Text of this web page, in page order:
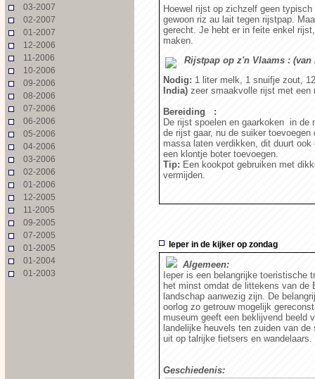
03-2007
02-2007
01-2007
12-2006
11-2006
10-2006
09-2006
08-2006
07-2006
06-2006
05-2006
04-2006
03-2006
02-2006
01-2006
12-2005
11-2005
09-2005
07-2005
01-2005
01-2004
01-2003
Hoewel rijst op zichzelf geen
gewoon riz au lait tegen rijstpap.
gerecht. Je hebt er in feite enkel
maken.
Rijstpap op z'n Vlaams : (van
Nodig: 1 liter melk, 1 snuifje zout,
India) zeer smaakvolle rijst met een
Bereiding :
De rijst spoelen en gaarkoken in de
de rijst gaar, nu de suiker toevoegen
massa laten verdikken, dit duurt
een klontje boter toevoegen.
Tip: Een kookpot gebruiken met
vermijden.
Ieper in de kijker op zondag
Algemeen:
Ieper is een belangrijke toeristische
het minst omdat de littekens van de
landschap aanwezig zijn. De
oorlog zo getrouw mogelijk
museum geeft een beklijvend beeld
landelijke heuvels ten zuiden van
uit op talrijke fietsers en wandelaars.
Geschiedenis: